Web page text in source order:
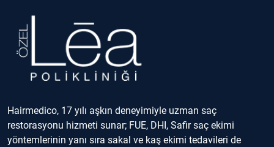
Hairmedico, 17 yılı aşkın deneyimiyle uzman saç
restorasyonu hizmeti sunar; FUE, DHI, Safir saç ekimi
yöntemlerinin yanı sıra sakal ve kaş ekimi tedavileri de